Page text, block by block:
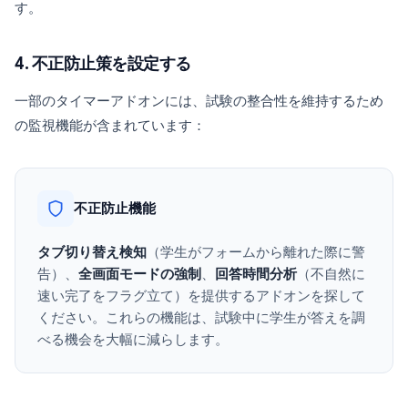
す。
4. 不正防止策を設定する
一部のタイマーアドオンには、試験の整合性を維持するため
の監視機能が含まれています：
不正防止機能
タブ切り替え検知 （学生がフォームから離れた際に警
告）、 全画面モードの強制 、 回答時間分析（不自然に
速い完了をフラグ立て）を提供するアドオンを探して
ください。これらの機能は、試験中に学生が答えを調
べる機会を大幅に減らします。